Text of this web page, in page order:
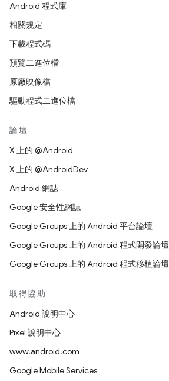
Android 程式庫
相關規定
下載程式碼
預覽二進位檔
原廠映像檔
驅動程式二進位檔
論壇
X 上的 @Android
X 上的 @AndroidDev
Android 網誌
Google 安全性網誌
Google Groups 上的 Android 平台論壇
Google Groups 上的 Android 程式開發論壇
Google Groups 上的 Android 程式移植論壇
取得協助
Android 說明中心
Pixel 說明中心
www.android.com
Google Mobile Services